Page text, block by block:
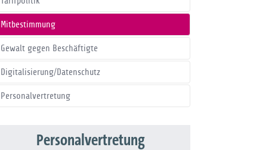
Mitbestimmung
Gewalt gegen Beschäftigte
Digitalisierung/Datenschutz
Personalvertretung
Personalvertretung